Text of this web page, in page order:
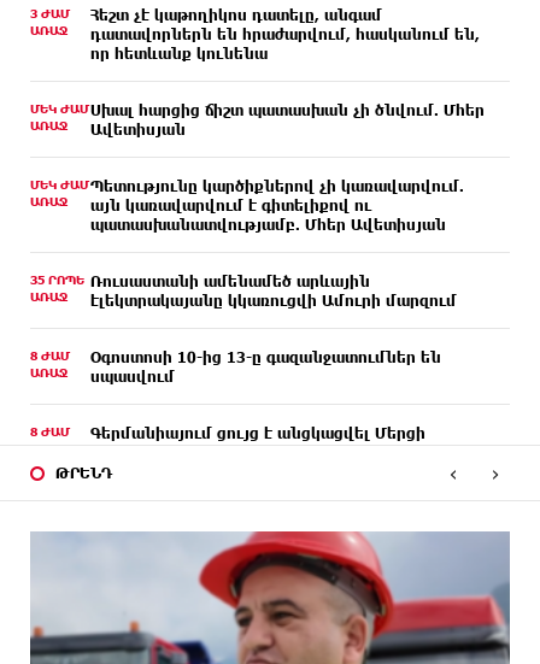
3 ԺԱՄ
ԱՌԱՋ
Հեշտ չէ կաթողիկոս դատելը, անգամ
դատավորներն են հրաժարվում, հասկանում են,
որ հետևանք կունենա
ՄԵԿ ԺԱՄ
ԱՌԱՋ
Սխալ հարցից ճիշտ պատասխան չի ծնվում. Մհեր
Ավետիսյան
ՄԵԿ ԺԱՄ
ԱՌԱՋ
Պետությունը կարծիքներով չի կառավարվում.
այն կառավարվում է գիտելիքով ու
պատասխանատվությամբ. Մհեր Ավետիսյան
35 ՐՈՊԵ
ԱՌԱՋ
Ռուսաստանի ամենամեծ արևային
էլեկտրակայանը կկառուցվի Ամուրի մարզում
8 ԺԱՄ
ԱՌԱՋ
Օգոստոսի 10-ից 13-ը գազանջատումներ են
սպասվում
8 ԺԱՄ
ԱՌԱՋ
Գերմանիայում ցույց է անցկացվել Մերցի
կառավարության դեմ
23-ամյա ուսանողի մշակած հավելվածը
հարավկորեական App Store-ում շրջանցել է
նույնիսկ Google Maps-ը
ԹՐԵՆԴ ‹ ›